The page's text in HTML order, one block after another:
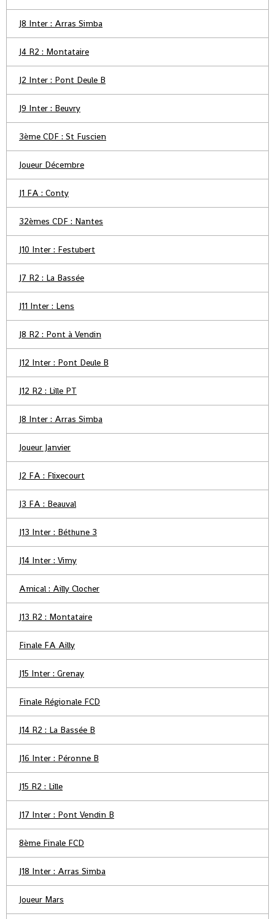
J8 Inter : Arras Simba
J4 R2 : Montataire
J2 Inter : Pont Deule B
J9 Inter : Beuvry
3ème CDF : St Fuscien
Joueur Décembre
J1 FA : Conty
32èmes CDF : Nantes
J10 Inter : Festubert
J7 R2 : La Bassée
J11 Inter : Lens
J8 R2 : Pont à Vendin
J12 Inter : Pont Deule B
J12 R2 : Lille PT
J8 Inter : Arras Simba
Joueur Janvier
J2 FA : Flixecourt
J3 FA : Beauval
J13 Inter : Béthune 3
J14 Inter : Vimy
Amical : Ailly Clocher
J13 R2 : Montataire
Finale FA Ailly
J15 Inter : Grenay
Finale Régionale FCD
J14 R2 : La Bassée B
J16 Inter : Péronne B
J15 R2 : Lille
J17 Inter : Pont Vendin B
8ème Finale FCD
J18 Inter : Arras Simba
Joueur Mars